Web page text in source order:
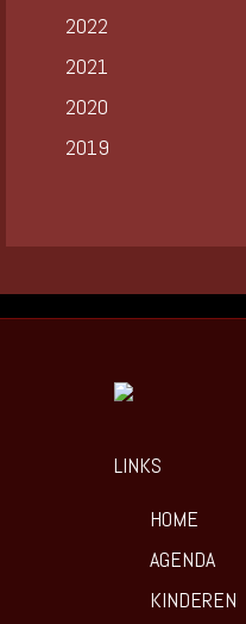
2022
2021
2020
2019
LINKS
HOME
AGENDA
KINDEREN